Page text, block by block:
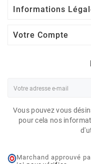
Informations
Votre Compte
Vous pouvez vous
pour cela nos
Marchand approuvé